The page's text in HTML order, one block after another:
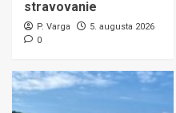
stravovanie
P. Varga
5. augusta 2026
0